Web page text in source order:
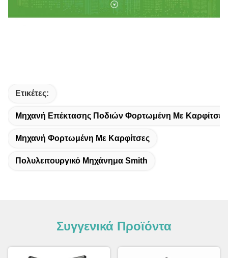
Ετικέτες:
Μηχανή Επέκτασης Ποδιών Φορτωμένη Με Καρφίτσες
Μηχανή Φορτωμένη Με Καρφίτσες
Πολυλειτουργικό Μηχάνημα Smith
Συγγενικά Προϊόντα